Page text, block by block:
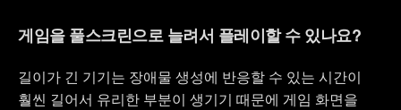
게임을 풀스크린으로 늘려서 플레이할 수 있나요?
길이가 긴 기기는 장애물 생성에 반응할 수 있는 시간이
훨씬 길어서 유리한 부분이 생기기 때문에 게임 화면을